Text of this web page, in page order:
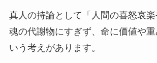
真人の持論として「人間の喜怒哀
魂の代謝物にすぎず、命に価値や重
いう考えがあります。